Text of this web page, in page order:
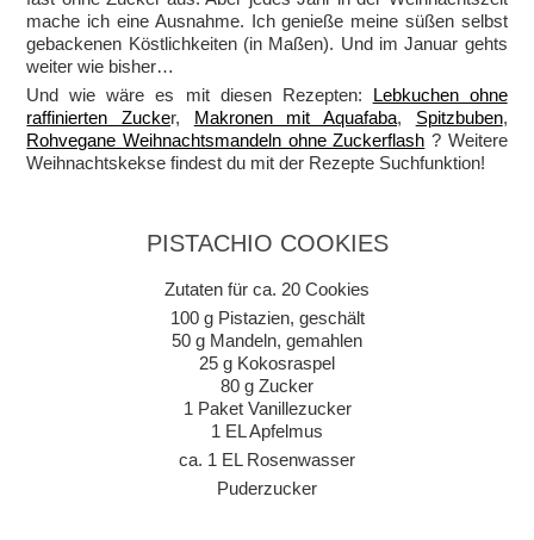
mache ich eine Ausnahme. Ich genieße meine süßen selbst
gebackenen Köstlichkeiten (in Maßen). Und im Januar gehts
weiter wie bisher…
Und wie wäre es mit diesen Rezepten: Lebkuchen ohne
raffinierten Zucker, Makronen mit Aquafaba, Spitzbuben,
Rohvegane Weihnachtsmandeln ohne Zuckerflash ? Weitere
Weihnachtskekse findest du mit der Rezepte Suchfunktion!
PISTACHIO COOKIES
Zutaten für ca. 20 Cookies
100 g Pistazien, geschält
50 g Mandeln, gemahlen
25 g Kokosraspel
80 g Zucker
1 Paket Vanillezucker
1 EL Apfelmus
ca. 1 EL Rosenwasser
Puderzucker